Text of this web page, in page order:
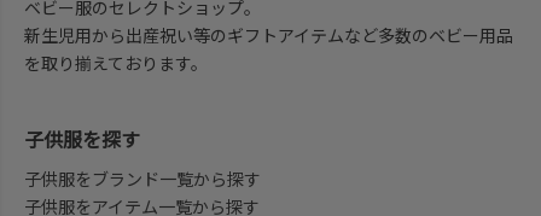
ベビー服のセレクトショップ。
新生児用から出産祝い等のギフトアイテムなど多数のベビー用品
を取り揃えております。
子供服を探す
子供服をブランド一覧から探す
子供服をアイテム一覧から探す